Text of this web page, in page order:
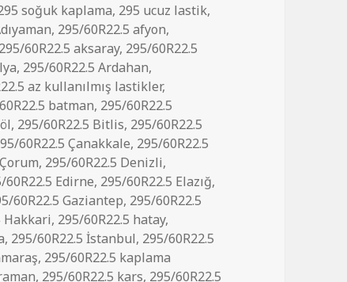
soğuk kaplama, 295 ucuz lastik,
, 295/60R22.5 afyon,
295/60R22.5 aksaray, 295/60R22.5
, 295/60R22.5 Ardahan,
az kullanılmış lastikler,
batman, 295/60R22.5
, 295/60R22.5 Bitlis, 295/60R22.5
60R22.5 Çanakkale, 295/60R22.5
, 295/60R22.5 Denizli,
60R22.5 Edirne, 295/60R22.5 Elazığ,
60R22.5 Gaziantep, 295/60R22.5
Hakkari, 295/60R22.5 hatay,
, 295/60R22.5 İstanbul, 295/60R22.5
, 295/60R22.5 kaplama
, 295/60R22.5 kars, 295/60R22.5